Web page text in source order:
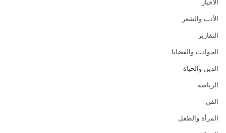
الأخبار
الأدب والشعر
التقارير
الحوادث والقضايا
الدين والحياة
الرياضة
الفن
المرأة والطفل